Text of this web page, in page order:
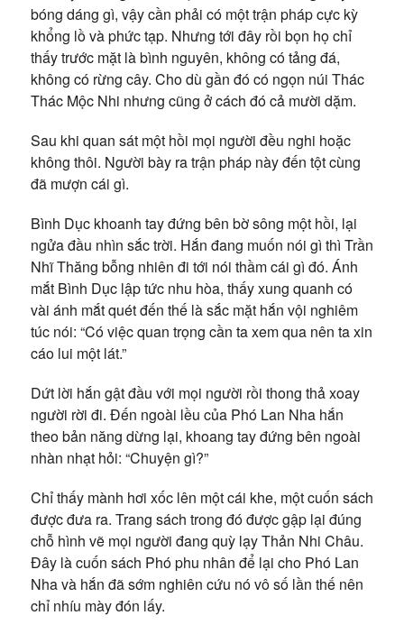
bóng dáng gì, vậy cần phải có một trận pháp cực kỳ
khổng lồ và phức tạp. Nhưng tới đây rồi bọn họ chỉ
thấy trước mặt là bình nguyên, không có tảng đá,
không có rừng cây. Cho dù gần đó có ngọn núi Thác
Thác Mộc Nhi nhưng cũng ở cách đó cả mười dặm.
Sau khi quan sát một hồi mọi người đều nghi hoặc
không thôi. Người bày ra trận pháp này đến tột cùng
đã mượn cái gì.
Bình Dục khoanh tay đứng bên bờ sông một hồi, lại
ngửa đầu nhìn sắc trời. Hắn đang muốn nói gì thì Trần
Nhĩ Thăng bỗng nhiên đi tới nói thầm cái gì đó. Ánh
mắt Bình Dục lập tức nhu hòa, thấy xung quanh có
vài ánh mắt quét đến thế là sắc mặt hắn vội nghiêm
túc nói: “Có việc quan trọng cần ta xem qua nên ta xin
cáo lui một lát.”
Dứt lời hắn gật đầu với mọi người rồi thong thả xoay
người rời đi. Đến ngoài lều của Phó Lan Nha hắn
theo bản năng dừng lại, khoang tay đứng bên ngoài
nhàn nhạt hỏi: “Chuyện gì?”
Chỉ thấy mành hơi xốc lên một cái khe, một cuốn sách
được đưa ra. Trang sách trong đó được gập lại đúng
chỗ hình vẽ mọi người đang quỳ lạy Thản Nhi Châu.
Đây là cuốn sách Phó phu nhân để lại cho Phó Lan
Nha và hắn đã sớm nghiên cứu nó vô số lần thế nên
chỉ nhíu mày đón lấy.